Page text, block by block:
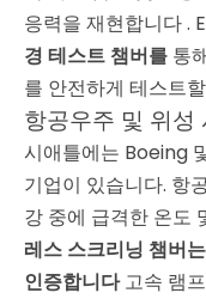
응력을 재현합니다.
경 테스트 챔버를 통
를 안전하게 테스트
항공우주 및 위성
시애틀에는 Boeing
기업이 있습니다. 항
강 중에 급격한 온도
레스 스크리닝 챔버
인증합니다고속 램